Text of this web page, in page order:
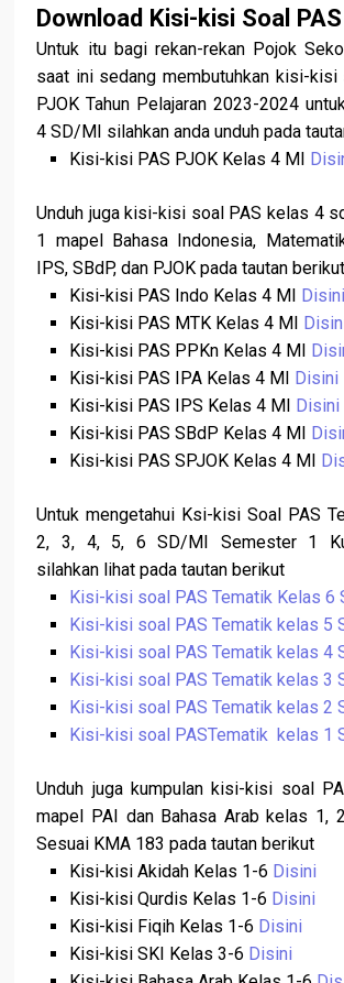
Download Kisi-kisi Soal
Untuk itu bagi rekan-rekan Pojok
saat ini sedang membutuhkan kisi-kisi
PJOK Tahun Pelajaran 2023-2024
4 SD/MI silahkan anda unduh pada
Kisi-kisi PAS PJOK Kelas 4 MI
Unduh juga kisi-kisi soal PAS kelas 4
1 mapel Bahasa Indonesia,
IPS, SBdP, dan PJOK pada tautan berikut
Kisi-kisi PAS Indo Kelas 4 MI Disini
Kisi-kisi PAS MTK Kelas 4 MI
Kisi-kisi PAS PPKn Kelas 4 MI
Kisi-kisi PAS IPA Kelas 4 MI Disini
Kisi-kisi PAS IPS Kelas 4 MI Disini
Kisi-kisi PAS SBdP Kelas 4 MI
Kisi-kisi PAS SPJOK Kelas 4 MI
Untuk mengetahui Ksi-kisi Soal PAS
2, 3, 4, 5, 6 SD/MI Semester 1
silahkan lihat pada tautan berikut
Kisi-kisi soal PAS Tematik Kelas 6
Kisi-kisi soal PAS Tematik kelas 5
Kisi-kisi soal PAS Tematik kelas 4
Kisi-kisi soal PAS Tematik kelas 3
Kisi-kisi soal PAS Tematik kelas 2
Kisi-kisi soal PASTematik kelas 1
Unduh juga kumpulan kisi-kisi soal
mapel PAI dan Bahasa Arab kelas 1,
Sesuai KMA 183 pada tautan berikut
Kisi-kisi Akidah Kelas 1-6 Disini
Kisi-kisi Qurdis Kelas 1-6 Disini
Kisi-kisi Fiqih Kelas 1-6 Disini
Kisi-kisi SKI Kelas 3-6 Disini